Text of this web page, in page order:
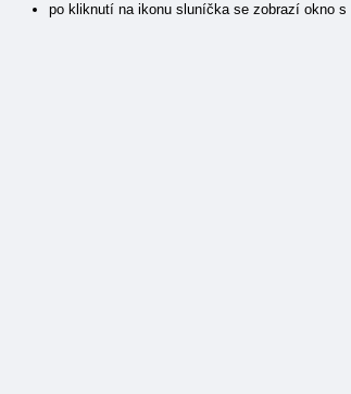
po kliknutí na ikonu sluníčka se zobrazí okno